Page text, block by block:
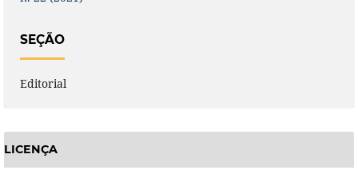
SEÇÃO
Editorial
LICENÇA